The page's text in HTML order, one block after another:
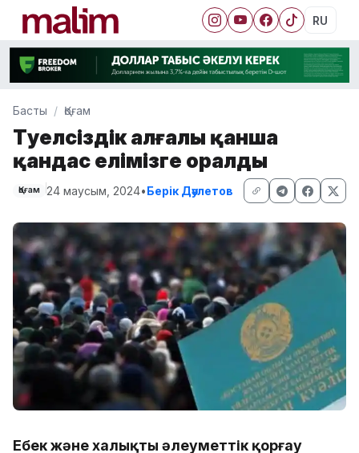
RU
Басты Қоғам
Тәуелсіздік алғалы қанша
қандас елімізге оралды
Қоғам 24 маусым, 2024•Берік Дәулетов
Еңбек және халықты әлеуметтік қорғау